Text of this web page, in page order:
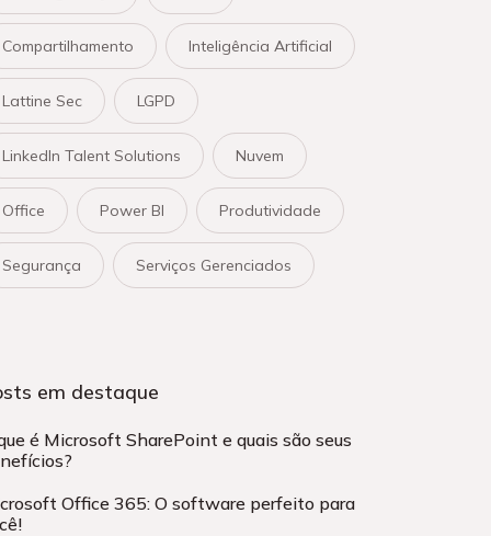
Compartilhamento Inteligência Artificial
Lattine Sec LGPD
LinkedIn Talent Solutions Nuvem
Office Power BI Produtividade
Segurança Serviços Gerenciados
em destaque
é Microsoft SharePoint e quais são seus
Office 365: O software perfeito para